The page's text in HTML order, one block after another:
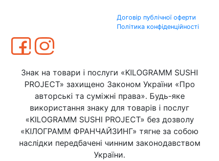
Договір публічної оферти
Політика конфіденційності
Знак на товари і послуги «KILOGRAMM SUSHI
PROJECT» захищено Законом України «Про
авторські та суміжні права». Будь-яке
використання знаку для товарів і послуг
«KILOGRAMM SUSHI PROJECT» без дозволу
«КІЛОГРАММ ФРАНЧАЙЗИНГ» тягне за собою
наслідки передбачені чинним законодавством
України.